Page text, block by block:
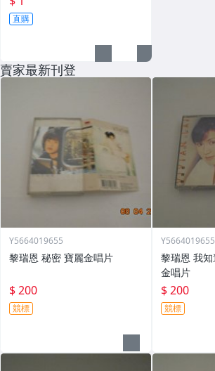
直購
賣家最新刊登
Y5664019655
黎瑞恩 秘密 寶麗金唱片
$ 200
競標
Y5664019655
黎瑞恩 我知道你在說再見 寶麗
金唱片
$ 200
競標